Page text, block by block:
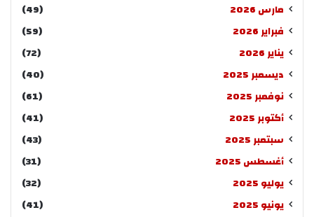
مارس 2026
(49)
فبراير 2026
(59)
يناير 2026
(72)
ديسمبر 2025
(40)
نوفمبر 2025
(61)
أكتوبر 2025
(41)
سبتمبر 2025
(43)
أغسطس 2025
(31)
يوليو 2025
(32)
يونيو 2025
(41)